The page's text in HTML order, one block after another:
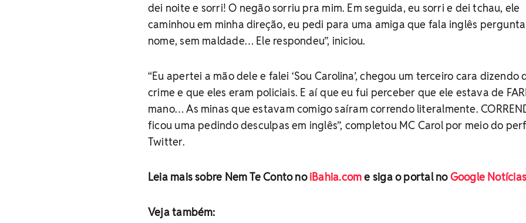
dei noite e sorri! O negão sorriu pra mim. Em seguida, eu sorri e dei tchau, ele
caminhou em minha direção, eu pedi para uma amiga que fala inglês
nome, sem maldade… Ele respondeu”, iniciou.
“Eu apertei a mão dele e falei ‘Sou Carolina’, chegou um terceiro cara dizendo
crime e que eles eram policiais. E aí que eu fui perceber que ele estava de
mano… As minas que estavam comigo saíram correndo literalmente.
ficou uma pedindo desculpas em inglês”, completou MC Carol por meio do
Twitter.
Leia mais sobre Nem Te Conto noiBahia.come siga o portal noGoogle Notícias
Veja também: